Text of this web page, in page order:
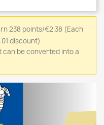
238 points/€2.38 (Each
discount)
can be converted into a